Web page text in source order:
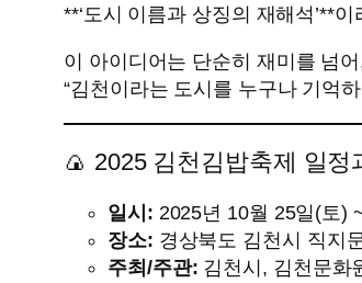
**‘도시 이름과 상징의 재해석’**
이 아이디어는 단순히 재미를 넘
“김천이라는 도시를 누구나 기억
🍙 2025 김천김밥축제 일정
일시: 2025년 10월 25일(토)
장소: 경상북도 김천시 직지
주최/주관: 김천시, 김천문화